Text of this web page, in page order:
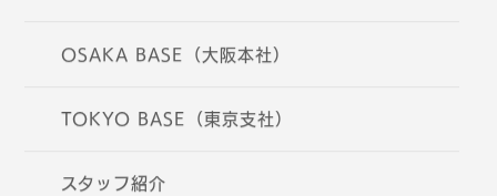
OSAKA BASE（大阪本社）
TOKYO BASE（東京支社）
スタッフ紹介